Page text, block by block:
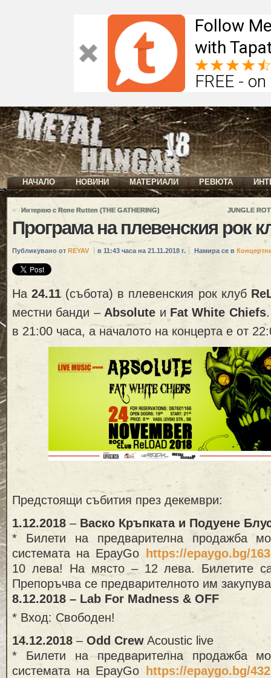
Follow
with
FREE -
НАЧАЛО НОВИНИ МАТЕРИАЛИ РЕВЮТА
« Интервю с Rene Rutten (THE GATHERING) JUNGLE
Програма на плевенския рок
Публикувано от REYAV в 11:43 часа на 21.11.2018 г. Намира се в
На24.11 (събота) в плевенския рок клуб
местни банди –Absolute и Fat White Chiefs
в 21:00 часа, а началото на концерта е от
Предстоящи събития през декември:
1.12.2018 – Васко Кръпката и Подуене
* Билети на предварителна продажба
системата на EpayGo
https://epaygo.bg/
10 лева! На място – 12 лева. Билетите
Препоръчва се предварителното им
8.12.2018 – Lab For Madness & OFF
* Вход: Свободен!
14.12.2018 – Odd Crew Acoustic live
* Билети на предварителна продажба
системата на EpayGo
https://epaygo.bg/